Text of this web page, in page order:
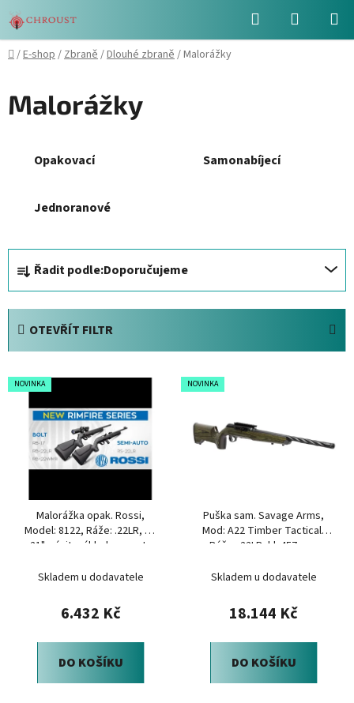
na
obsah
Hledat
KOŠÍK
Domů
/E-shop/Zbraně/Dlouhé zbraně/Malorážky
Malorážky
Opakovací Samonabíjecí
Jednoranové
Ř
a
z
p
Řadit podle:Doporučujeme
OTEVŘÍT FILTR
V
ý
NOVINKA
Malorážka opak. Rossi,
Model: 8122, Ráže: .22LR, hl.:
21", závit, základna mont.,
Skladem u dodavatele
6.432 Kč
DO KOŠÍKU
NOVINKA
Puška sam. Savage Arms,
Mod: A22 Timber Tactical,
Ráže: .22LR, hl: 457mm,
Skladem u dodavatele
18.144 Kč
DO KOŠÍKU